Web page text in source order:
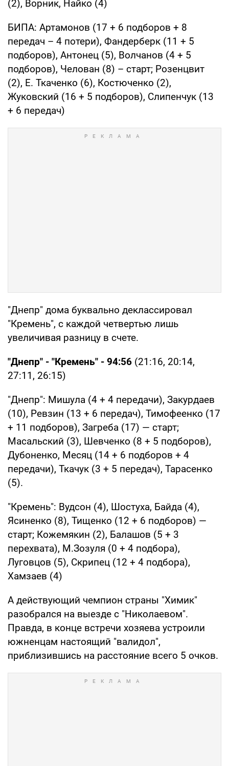
(2), Ворник, Найко (4)
БИПА: Артамонов (17 + 6 подборов + 8
передач – 4 потери), Фандерберк (11 + 5
подборов), Антонец (5), Волчанов (4 + 5
подборов), Челован (8) – старт; Розенцвит
(2), Е. Ткаченко (6), Костюченко (2),
Жуковский (16 + 5 подборов), Слипенчук (13
+ 6 передач)
"Днепр" дома буквально деклассировал
"Кремень", с каждой четвертью лишь
увеличивая разницу в счете.
"Днепр" - "Кремень" - 94:56 (21:16, 20:14,
27:11, 26:15)
"Днепр": Мишула (4 + 4 передачи), Закурдаев
(10), Ревзин (13 + 6 передач), Тимофеенко (17
+ 11 подборов), Загреба (17) — старт;
Масальский (3), Шевченко (8 + 5 подборов),
Дубоненко, Месяц (14 + 6 подборов + 4
передачи), Ткачук (3 + 5 передач), Тарасенко
(5).
"Кремень": Вудсон (4), Шостуха, Байда (4),
Ясиненко (8), Тищенко (12 + 6 подборов) —
старт; Кожемякин (2), Балашов (5 + 3
перехвата), М.Зозуля (0 + 4 подбора),
Луговцов (5), Скрипец (12 + 4 подбора),
Хамзаев (4)
А действующий чемпион страны "Химик"
разобрался на выезде с "Николаевом".
Правда, в конце встречи хозяева устроили
южненцам настоящий "валидол",
приблизившись на расстояние всего 5 очков.